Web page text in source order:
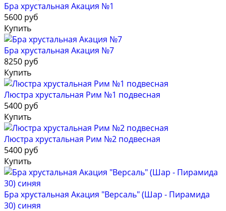
Бра хрустальная Акация №1
5600 руб
Купить
Бра хрустальная Акация №7
8250 руб
Купить
Люстра хрустальная Рим №1 подвесная
5400 руб
Купить
Люстра хрустальная Рим №2 подвесная
5400 руб
Купить
Бра хрустальная Акация "Версаль" (Шар - Пирамида
30) синяя